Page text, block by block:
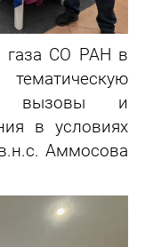
газа СО РАН в
вызовы и
в условиях
Аммосова